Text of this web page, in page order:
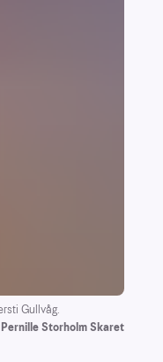
Gullvåg.
Pernille Storholm Skaret